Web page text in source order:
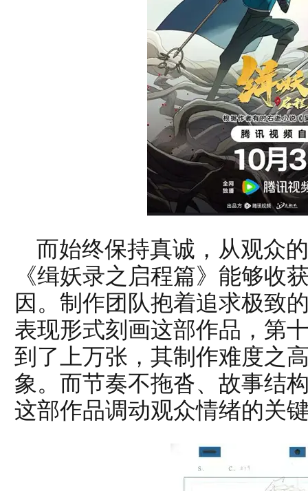
而始终保持真诚，从观众
《缉妖录之启程篇》能够收
因。制作团队抱着追求极致
表现形式刻画这部作品，第
到了上万张，其制作难度之
象。而节奏不拖沓、故事结
这部作品调动观众情绪的关